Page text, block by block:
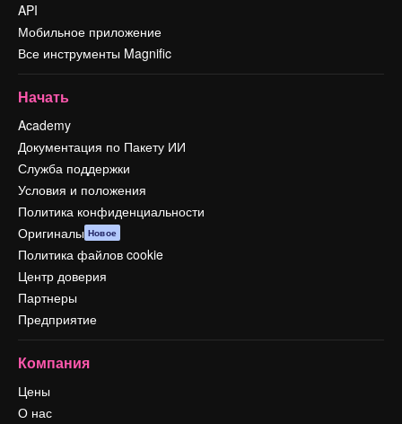
API
Мобильное приложение
Все инструменты Magnific
Начать
Academy
Документация по Пакету ИИ
Служба поддержки
Условия и положения
Политика конфиденциальности
Оригиналы Новое
Политика файлов cookie
Центр доверия
Партнеры
Предприятие
Компания
Цены
О нас